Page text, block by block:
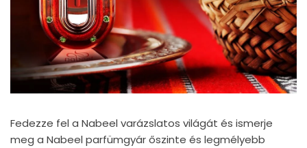
Fedezze fel a Nabeel varázslatos világát és ismerje
meg a Nabeel parfümgyár őszinte és legmélyebb